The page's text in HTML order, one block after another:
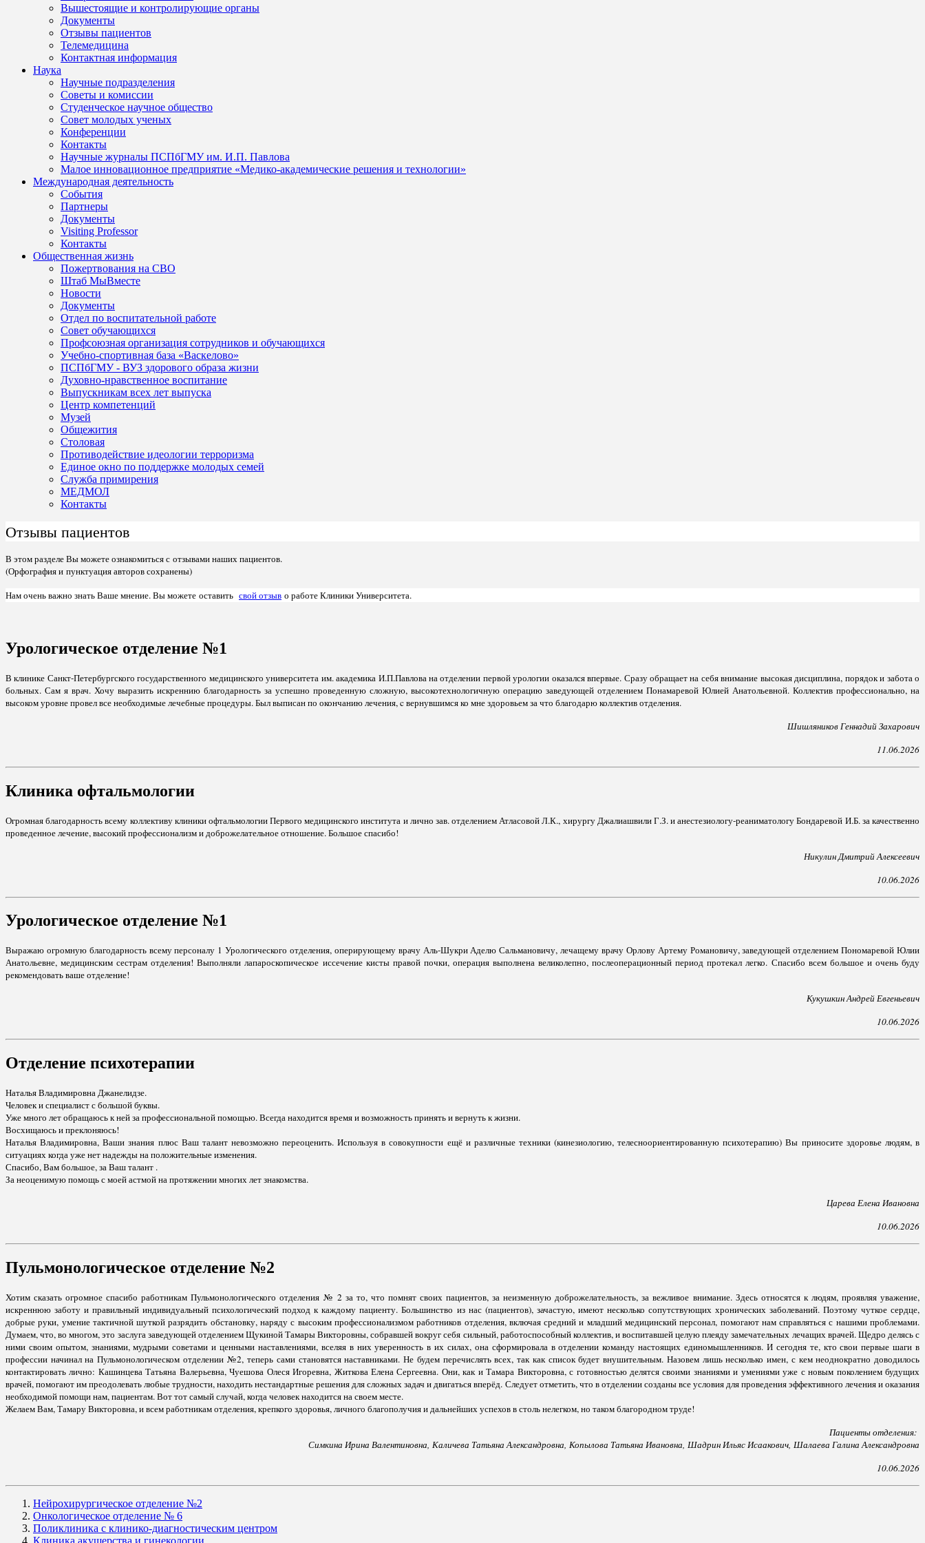
Вышестоящие и контролирующие органы
Документы
Отзывы пациентов
Телемедицина
Контактная информация
Наука
Научные подразделения
Советы и комиссии
Студенческое научное общество
Совет молодых ученых
Конференции
Контакты
Научные журналы ПСПбГМУ им. И.П. Павлова
Малое инновационное предприятие «Медико-академические решения и технологии»
Международная деятельность
События
Партнеры
Документы
Visiting Professor
Контакты
Общественная жизнь
Пожертвования на СВО
Штаб МыВместе
Новости
Документы
Отдел по воспитательной работе
Совет обучающихся
Профсоюзная организация сотрудников и обучающихся
Учебно-спортивная база «Васкелово»
ПСПбГМУ - ВУЗ здорового образа жизни
Духовно-нравственное воспитание
Выпускникам всех лет выпуска
Центр компетенций
Музей
Общежития
Столовая
Противодействие идеологии терроризма
Единое окно по поддержке молодых семей
Служба примирения
МЕДМОЛ
Контакты
Отзывы пациентов
В этом разделе Вы можете ознакомиться с отзывами наших пациентов.
(Орфография и пунктуация авторов сохранены)
Нам очень важно знать Ваше мнение. Вы можете оставить свой отзыв о работе Клиники Университета.
Урологическое отделение №1
В клинике Санкт-Петербургского государственного медицинского университета им. академика И.П.Павлова на отделении первой урологии оказался впервые. Сразу обращает на себя внимание высокая дисциплина, порядок и забота о
больных. Сам я врач. Хочу выразить искреннию благодарность за успешно проведенную сложную, высокотехнологичную операцию заведующей отделением Понамаревой Юлией Анатольевной. Коллектив профессионально, на
высоком уровне провел все необходимые лечебные процедуры. Был выписан по окончанию лечения, c вернувшимся ко мне здоровьем за что благодарю коллектив отделения.
Шишляников Геннадий Захарович
11.06.2026
Клиника офтальмологии
Огромная благодарность всему коллективу клиники офтальмологии Первого медицинского института и лично зав. отделением Атласовой Л.К., хирургу Джалиашвили Г.З. и анестезиологу-реаниматологу Бондаревой И.Б. за качественно
проведенное лечение, высокий профессионализм и доброжелательное отношение. Большое спасибо!
Никулин Дмитрий Алексеевич
10.06.2026
Урологическое отделение №1
Выражаю огромную благодарность всему персоналу 1 Урологического отделения, оперирующему врачу Аль-Шукри Аделю Сальмановичу, лечащему врачу Орлову Артему Романовичу, заведующей отделением Пономаревой Юлии
Анатольевне, медицинским сестрам отделения! Выполняли лапароскопическое иссечение кисты правой почки, операция выполнена великолепно, послеоперационный период протекал легко. Спасибо всем большое и очень буду
рекомендовать ваше отделение!
Кукушкин Андрей Евгеньевич
10.06.2026
Отделение психотерапии
Наталья Владимировна Джанелидзе.
Человек и специалист с большой буквы.
Уже много лет обращаюсь к ней за профессиональной помощью. Всегда находится время и возможность принять и вернуть к жизни.
Восхищаюсь и преклоняюсь!
Наталья Владимировна, Ваши знания плюс Ваш талант невозможно переоценить. Используя в совокупности ещё и различные техники (кинезиологию, телесноориентированную психотерапию) Вы приносите здоровье людям, в
ситуациях когда уже нет надежды на положительные изменения.
Спасибо, Вам большое, за Ваш талант .
За неоценимую помощь с моей астмой на протяжении многих лет знакомства.
Царева Елена Ивановна
10.06.2026
Пульмонологическое отделение №2
Хотим сказать огромное спасибо работникам Пульмонологического отделения № 2 за то, что помнят своих пациентов, за неизменную доброжелательность, за вежливое внимание. Здесь относятся к людям, проявляя уважение,
искреннюю заботу и правильный индивидуальный психологический подход к каждому пациенту. Большинство из нас (пациентов), зачастую, имеют несколько сопутствующих хронических заболеваний. Поэтому чуткое сердце,
добрые руки, умение тактичной шуткой разрядить обстановку, наряду с высоким профессионализмом работников отделения, включая средний и младший медицинский персонал, помогают нам справляться с нашими проблемами.
Думаем, что, во многом, это заслуга заведующей отделением Щукиной Тамары Викторовны, собравшей вокруг себя сильный, работоспособный коллектив, и воспитавшей целую плеяду замечательных лечащих врачей. Щедро делясь с
ними своим опытом, знаниями, мудрыми советами и ценными наставлениями, вселяя в них уверенность в их силах, она сформировала в отделении команду настоящих единомышленников. И сегодня те, кто свои первые шаги в
профессии начинал на Пульмонологическом отделении №2, теперь сами становятся наставниками. Не будем перечислять всех, так как список будет внушительным. Назовем лишь несколько имен, с кем неоднократно доводилось
контактировать лично: Кашинцева Татьяна Валерьевна, Чуешова Олеся Игоревна, Житкова Елена Сергеевна. Они, как и Тамара Викторовна, с готовностью делятся своими знаниями и умениями уже с новым поколением будущих
врачей, помогают им преодолевать любые трудности, находить нестандартные решения для сложных задач и двигаться вперёд. Следует отметить, что в отделении созданы все условия для проведения эффективного лечения и оказания
необходимой помощи нам, пациентам. Вот тот самый случай, когда человек находится на своем месте.
Желаем Вам, Тамару Викторовна, и всем работникам отделения, крепкого здоровья, личного благополучия и дальнейших успехов в столь нелегком, но таком благородном труде!
Пациенты отделения:
Симкина Ирина Валентиновна, Каличева Татьяна Александровна, Копылова Татьяна Ивановна, Шадрин Ильяс Исаакович, Шалаева Галина Александровна
10.06.2026
Нейрохирургическое отделение №2
Онкологическое отделение № 6
Поликлиника с клинико-диагностическим центром
Клиника акушерства и гинекологии